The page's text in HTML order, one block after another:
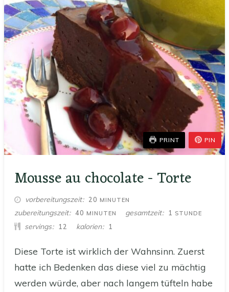
PRINT PIN
Mousse au chocolate - Torte
vorbereitungszeit 20 MINUTEN
MINUTEN
zubereitungszeit 40 MINUTEN
MINUTEN gesamtzeit 1 STUNDE
STUNDE
servings 12 kalorien 1
Diese Torte ist wirklich der Wahnsinn. Zuerst
hatte ich Bedenken das diese viel zu mächtig
werden würde, aber nach langem tüfteln habe